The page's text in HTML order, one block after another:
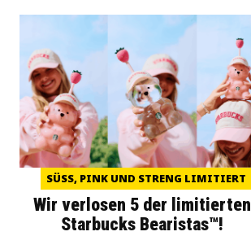
SÜSS, PINK UND STRENG LIMITIERT
Wir verlosen 5 der limitierten
Starbucks Bearistas™!